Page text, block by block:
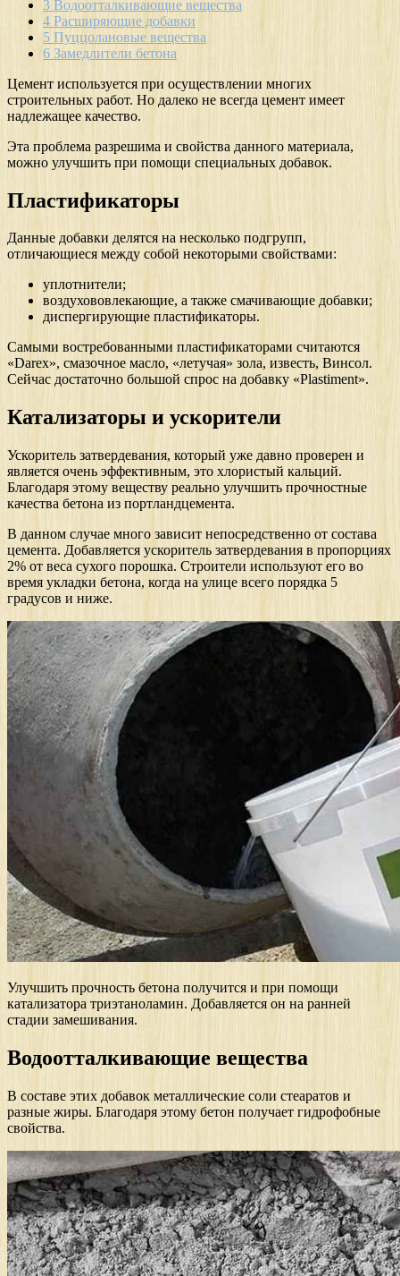
3 Водоотталкивающие вещества
4 Расширяющие добавки
5 Пуццолановые вещества
6 Замедлители бетона
Цемент используется при осуществлении многих
строительных работ. Но далеко не всегда цемент имеет
надлежащее качество.
Эта проблема разрешима и свойства данного материала,
можно улучшить при помощи специальных добавок.
Пластификаторы
Данные добавки делятся на несколько подгрупп,
отличающиеся между собой некоторыми свойствами:
уплотнители;
воздухововлекающие, а также смачивающие добавки;
диспергирующие пластификаторы.
Самыми востребованными пластификаторами считаются
«Darex», смазочное масло, «летучая» зола, известь, Винсол.
Сейчас достаточно большой спрос на добавку «Plastiment».
Катализаторы и ускорители
Ускоритель затвердевания, который уже давно проверен и
является очень эффективным, это хлористый кальций.
Благодаря этому веществу реально улучшить прочностные
качества бетона из портландцемента.
В данном случае много зависит непосредственно от состава
цемента. Добавляется ускоритель затвердевания в пропорциях
2% от веса сухого порошка. Строители используют его во
время укладки бетона, когда на улице всего порядка 5
градусов и ниже.
Улучшить прочность бетона получится и при помощи
катализатора триэтаноламин. Добавляется он на ранней
стадии замешивания.
Водоотталкивающие вещества
В составе этих добавок металлические соли стеаратов и
разные жиры. Благодаря этому бетон получает гидрофобные
свойства.